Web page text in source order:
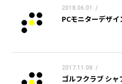
2018.06.01 /
PCモニターデザイ
2017.11.08 /
ゴルフクラブ シャ